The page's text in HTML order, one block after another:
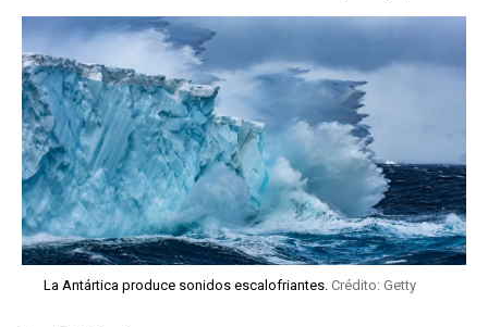
La Antártica produce sonidos escalofriantes. Crédito: Getty